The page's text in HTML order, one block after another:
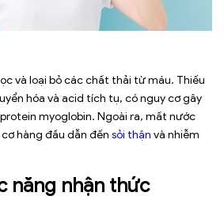
và loại bỏ các chất thải từ máu. Thiếu
hóa và acid tích tụ, có nguy cơ gây
myoglobin. Ngoài ra, mất nước
hàng đầu dẫn đến sỏi thận và nhiễm
năng nhận thức